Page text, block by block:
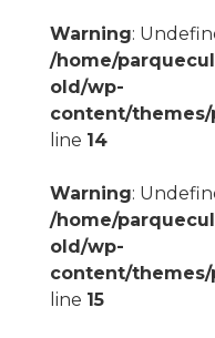
Warning:
/home/
old/wp-
content/
line 14
Warning:
/home/
old/wp-
content/
line 15